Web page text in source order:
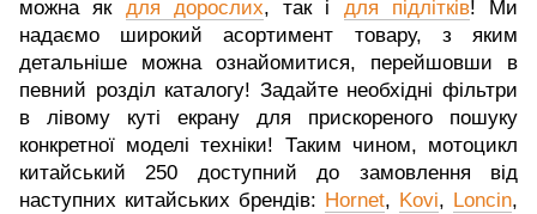
можна як для дорослих, так і для підлітків! Ми
надаємо широкий асортимент товару, з яким
детальніше можна ознайомитися, перейшовши в
певний розділ каталогу! Задайте необхідні фільтри
в лівому куті екрану для прискореного пошуку
конкретної моделі техніки! Таким чином, мотоцикл
китайський 250 доступний до замовлення від
наступних китайських брендів: Hornet, Kovi, Loncin,